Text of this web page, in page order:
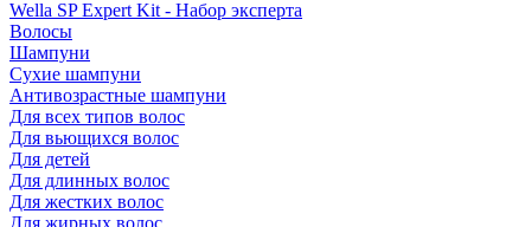
Wella SP Expert Kit - Набор эксперта
Волосы
Шампуни
Сухие шампуни
Антивозрастные шампуни
Для всех типов волос
Для вьющихся волос
Для детей
Для длинных волос
Для жестких волос
Для жирных волос